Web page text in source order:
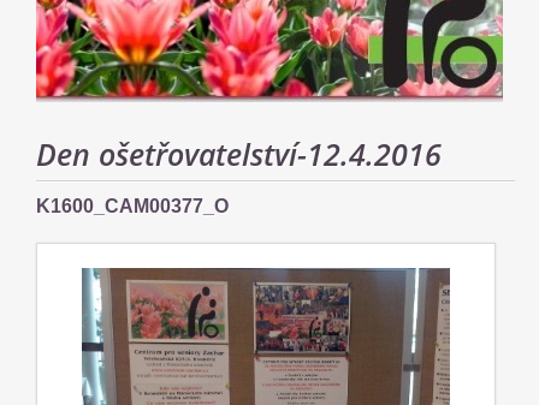
Den ošetřovatelství-12.4.2016
K1600_CAM00377_O